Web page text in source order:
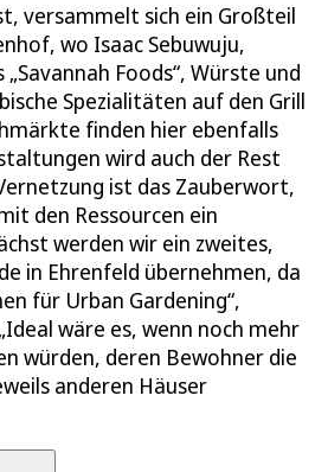
versammelt sich ein Großteil
wo Isaac Sebuwuju,
Foods“, Würste und
Spezialitäten auf den Grill
finden hier ebenfalls
wird auch der Rest
ist das Zauberwort,
den Ressourcen ein
werden wir ein zweites,
in Ehrenfeld übernehmen, da
für Urban Gardening“,
wäre es, wenn noch mehr
würden, deren Bewohner die
anderen Häuser